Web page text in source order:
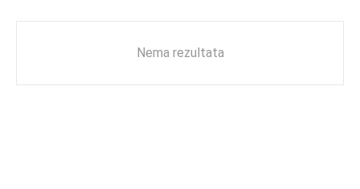
Nema rezultata